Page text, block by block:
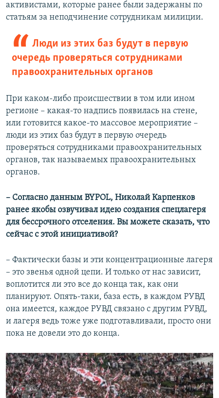
активистами, которые ранее были задержаны по
статьям за неподчинение сотрудникам милиции.
Люди из этих баз будут в первую
очередь проверяться сотрудниками
правоохранительных органов
При каком-либо происшествии в том или ином
регионе – какая-то надпись появилась на стене,
или готовится какое-то массовое мероприятие –
люди из этих баз будут в первую очередь
проверяться сотрудниками правоохранительных
органов, так называемых правоохранительных
органов.
– Согласно данным BYPOL, Николай Карпенков
ранее якобы озвучивал идею создания спецлагеря
для бессрочного отселения. Вы можете сказать, что
сейчас с этой инициативой?
– Фактически базы и эти концентрационные лагеря
– это звенья одной цепи. И только от нас зависит,
воплотится ли это все до конца так, как они
планируют. Опять-таки, база есть, в каждом РУВД
она имеется, каждое РУВД связано с другим РУВД,
и лагеря ведь тоже уже подготавливали, просто они
пока не довели это до конца.